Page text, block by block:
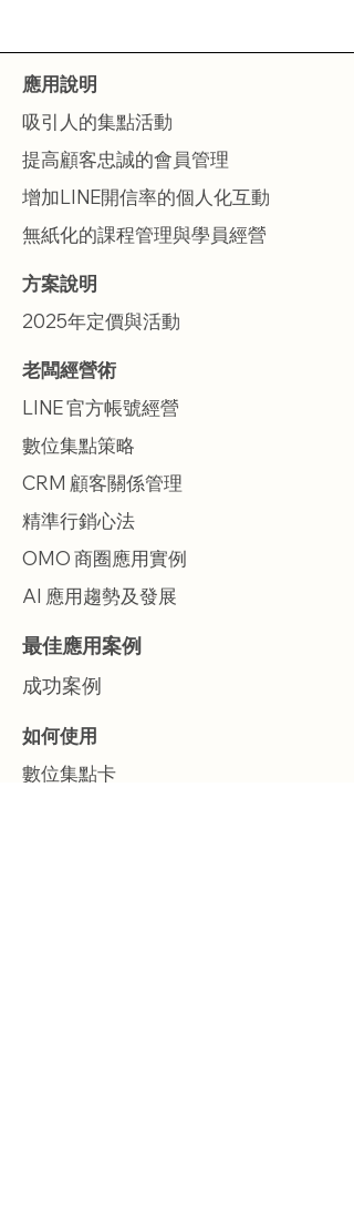
​應用說明
吸引人的集點活動
提高顧客忠誠的會員管理
增加LINE開信率的個人化互動
無紙化的課程管理與學員經營
方案說明
2025年定價與活動
老闆經營術
LINE 官方帳號經營
數位集點策略
CRM 顧客關係管理
精準行銷心法
OMO 商圈應用實例
AI 應用趨勢及發展
最佳應用案例
成功案例
如何使用
數位集點卡